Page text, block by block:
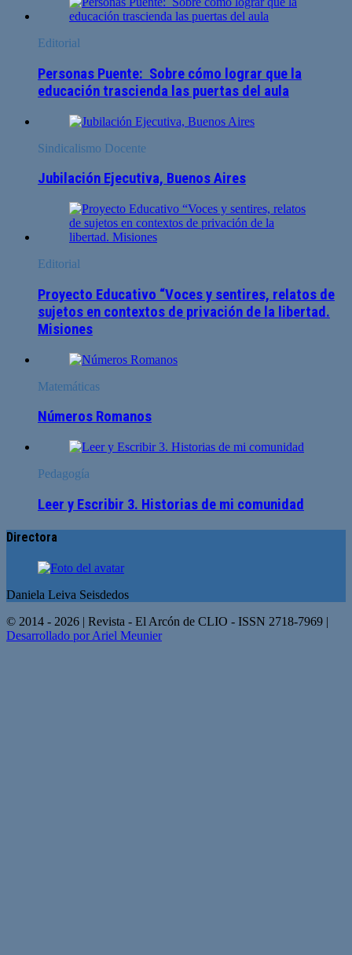
Editorial
Personas Puente: Sobre cómo lograr que la
educación trascienda las puertas del aula
Sindicalismo Docente
Jubilación Ejecutiva, Buenos Aires
Editorial
Proyecto Educativo “Voces y sentires, relatos de
sujetos en contextos de privación de la libertad.
Misiones
Matemáticas
Números Romanos
Pedagogía
Leer y Escribir 3. Historias de mi comunidad
Directora
Daniela Leiva Seisdedos
© 2014 - 2026 | Revista - El Arcón de CLIO - ISSN 2718-7969 |
Desarrollado por Ariel Meunier